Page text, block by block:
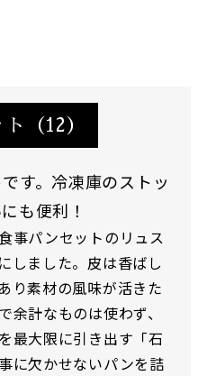
（12）
す。冷凍庫のストッ
も便利！
事パンセットのリュス
しました。皮は香ばし
り素材の風味が活きた
余計なものは使わず、
最大限に引き出す「石
に欠かせないパンを詰